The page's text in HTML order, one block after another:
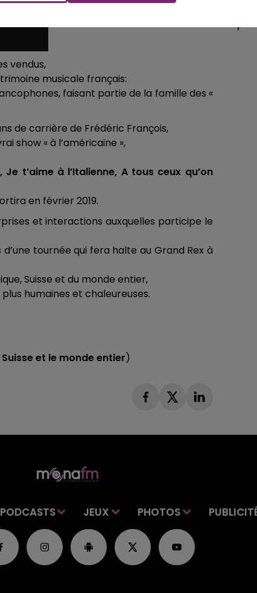
vendus,
musicale français:
faisant partie de la famille des «
de carrière de Frédéric François,
show « à l’américaine »,
t’aime à l’Italienne, A tous ceux qu’on
en février 2019.
et interactions auxquelles participe le
tournée qui fera halte au Grand Rex à
Suisse et du monde entier,
humaines et chaleureuses.
Suisse et le monde entier)
PODCASTS JEUX PHOTOS